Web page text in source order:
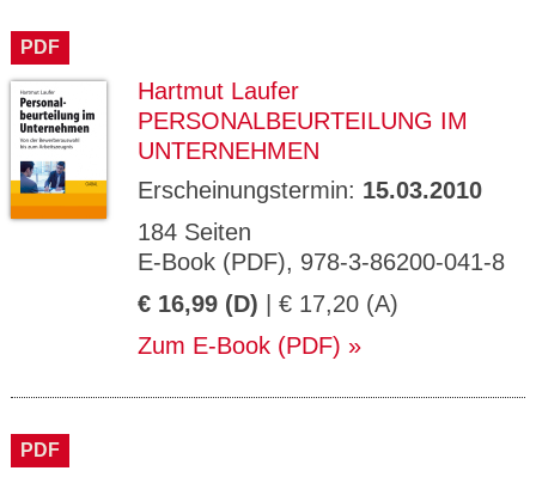
PDF
Hartmut Laufer
PERSONALBEURTEILUNG IM
UNTERNEHMEN
Erscheinungstermin: 15.03.2010
184 Seiten
E-Book (PDF), 978-3-86200-041-8
€ 16,99 (D) | € 17,20 (A)
Zum E-Book (PDF)
PDF